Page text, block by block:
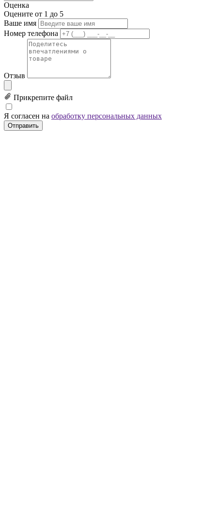
Оценка
Оцените от 1 до 5
Ваше имя
Номер телефона
Отзыв
Прикрепите файл
Я согласен на обработку персональных данных